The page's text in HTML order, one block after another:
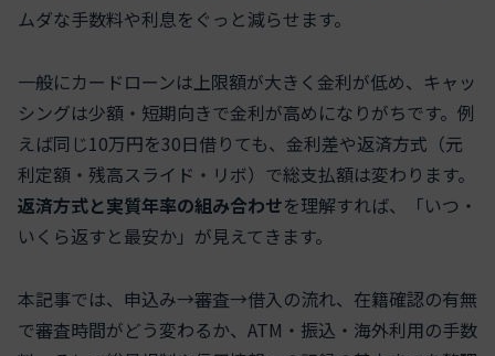
ムダな手数料や利息をぐっと減らせます。
一般にカードローンは上限額が大きく金利が低め、キャッ
シングは少額・短期向きで金利が高めになりがちです。例
えば同じ10万円を30日借りても、金利差や返済方式（元
利定額・残高スライド・リボ）で総支払額は変わります。
返済方式と実質年率の組み合わせを理解すれば、「いつ・
いくら返すと最安か」が見えてきます。
本記事では、申込み→審査→借入の流れ、在籍確認の有無
で審査時間がどう変わるか、ATM・振込・海外利用の手数